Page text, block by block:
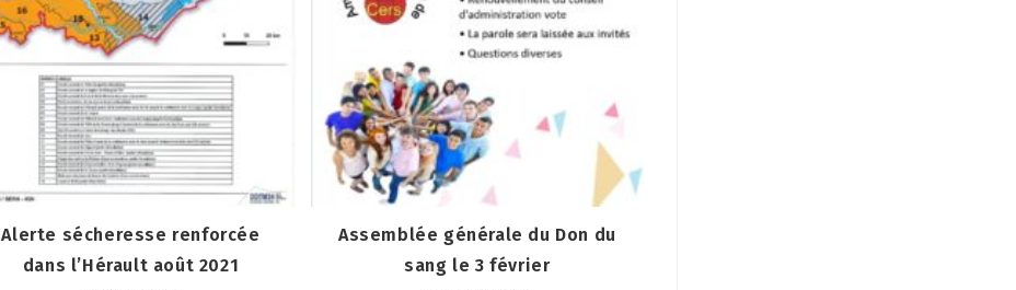
Alerte sécheresse renforcée
dans l’Hérault août 2021
Assemblée générale du Don du
sang le 3 février